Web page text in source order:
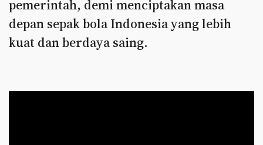
pemerintah, demi menciptakan masa
depan sepak bola Indonesia yang lebih
kuat dan berdaya saing.